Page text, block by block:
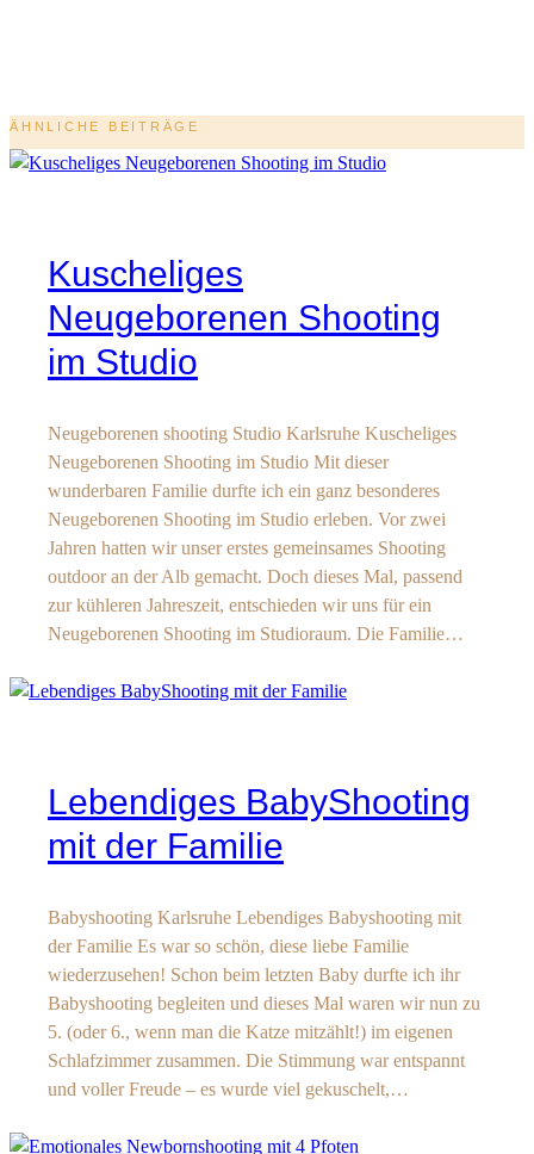
ÄHNLICHE BEITRÄGE
Kuscheliges
Neugeborenen Shooting
im Studio
Neugeborenen shooting Studio Karlsruhe Kuscheliges
Neugeborenen Shooting im Studio Mit dieser
wunderbaren Familie durfte ich ein ganz besonderes
Neugeborenen Shooting im Studio erleben. Vor zwei
Jahren hatten wir unser erstes gemeinsames Shooting
outdoor an der Alb gemacht. Doch dieses Mal, passend
zur kühleren Jahreszeit, entschieden wir uns für ein
Neugeborenen Shooting im Studioraum. Die Familie…
Lebendiges BabyShooting
mit der Familie
Babyshooting Karlsruhe Lebendiges Babyshooting mit
der Familie Es war so schön, diese liebe Familie
wiederzusehen! Schon beim letzten Baby durfte ich ihr
Babyshooting begleiten und dieses Mal waren wir nun zu
5. (oder 6., wenn man die Katze mitzählt!) im eigenen
Schlafzimmer zusammen. Die Stimmung war entspannt
und voller Freude – es wurde viel gekuschelt,…